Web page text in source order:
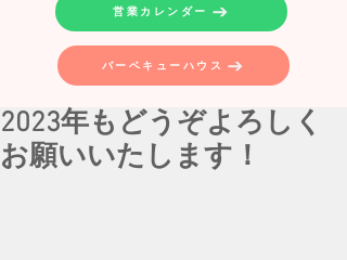
営業カレンダー
バーベキューハウス
2023年もどうぞよろしく
お願いいたします！